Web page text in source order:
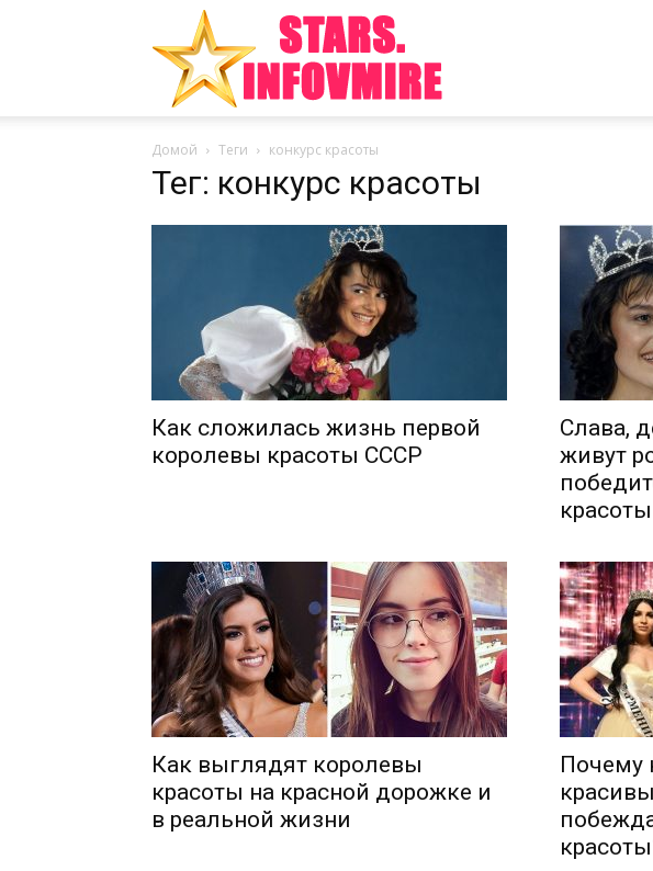
факты
мира
Бизнеса
Домой Теги конкурс красоты
Тег: конкурс красоты
Как сложилась жизнь первой
королевы красоты СССР
Слава,
живут
красоты
Как выглядят королевы
красоты на красной дорожке и
в реальной жизни
Почему